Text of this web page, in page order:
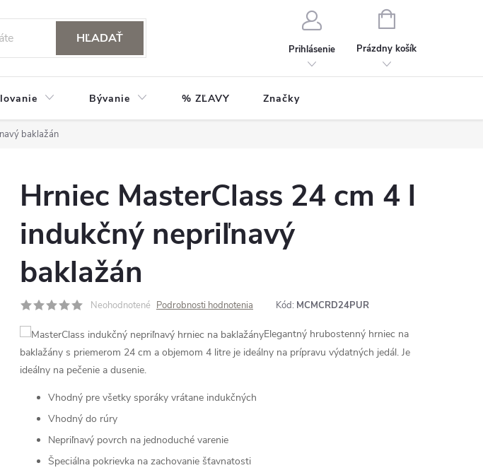
HĽADAŤ
Prihlásenie
NÁKUPNÝ
Prázdny košík
Bývanie % ZĽAVY Značky
baklažán
Hrniec MasterClass 24 cm 4 l
indukčný nepriľnavý
baklažán
Neohodnotené Podrobnosti hodnotenia Kód: MCMCRD24PUR
Elegantný hrubostenný hrniec na
baklažány s priemerom 24 cm a objemom 4 litre je ideálny na prípravu výdatných jedál. Je
ideálny na pečenie a dusenie.
Vhodný pre všetky sporáky vrátane indukčných
Vhodný do rúry
Nepriľnavý povrch na jednoduché varenie
Špeciálna pokrievka na zachovanie šťavnatosti